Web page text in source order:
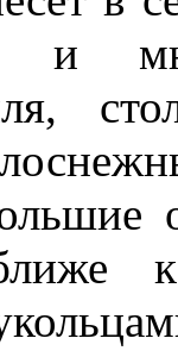
и